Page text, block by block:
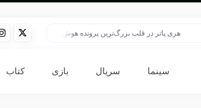
هری پاتر در قلب بزرگ‌ترین پرونده هوش مصنوعی HBO سنت قدیمی خود را برای پخش سریال هری پاتر تغییر داد
سینما سریال بازی کتاب